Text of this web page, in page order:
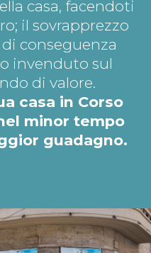
casa, facendoti
il sovrapprezzo
conseguenza
invenduto sul
di valore.
casa in Corso
minor tempo
guadagno.